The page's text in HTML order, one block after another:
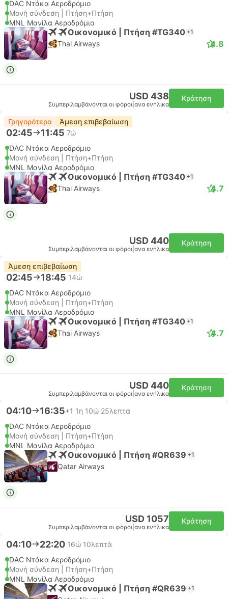
DAC Ντάκα Αεροδρόμιο
Μονή σύνδεση | Πτήση+Πτήση
MNL Μανίλα Αεροδρόμιο
Οικονομικό | Πτήση #TG340 +1
Thai Airways 4.8
USD 438
Συμπεριλαμβάνονται οι φόροι ανα ενήλικα
Κράτηση
Γρηγορότερο Άμεση επιβεβαίωση
02:45 11:45 7ώ
DAC Ντάκα Αεροδρόμιο
Μονή σύνδεση | Πτήση+Πτήση
MNL Μανίλα Αεροδρόμιο
Οικονομικό | Πτήση #TG340 +1
Thai Airways 4.7
USD 440
Συμπεριλαμβάνονται οι φόροι ανα ενήλικα
Κράτηση
Άμεση επιβεβαίωση
02:45 18:45 14ώ
DAC Ντάκα Αεροδρόμιο
Μονή σύνδεση | Πτήση+Πτήση
MNL Μανίλα Αεροδρόμιο
Οικονομικό | Πτήση #TG340 +1
Thai Airways 4.7
USD 440
Συμπεριλαμβάνονται οι φόροι ανα ενήλικα
Κράτηση
04:10 16:35+1 1η 10ώ 25λεπτά
DAC Ντάκα Αεροδρόμιο
Μονή σύνδεση | Πτήση+Πτήση
MNL Μανίλα Αεροδρόμιο
Οικονομικό | Πτήση #QR639 +1
Qatar Airways
USD 1057
Συμπεριλαμβάνονται οι φόροι ανα ενήλικα
Κράτηση
04:10 22:20 16ώ 10λεπτά
DAC Ντάκα Αεροδρόμιο
Μονή σύνδεση | Πτήση+Πτήση
MNL Μανίλα Αεροδρόμιο
Οικονομικό | Πτήση #QR639 +1